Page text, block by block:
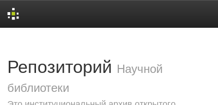
Репозиторий Научной
библиотеки